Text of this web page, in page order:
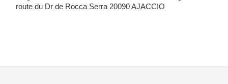
route du Dr de Rocca Serra 20090 AJACCIO